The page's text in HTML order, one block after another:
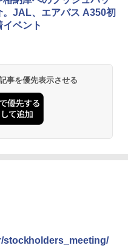
ル 急速冷凍 空間倍増 衛生的
力長持ち
ロキャンプ ポリエステル フ
テント
ノシシ対策 自治体・教育機
山・キャンプ・アウトドア・
存可能 緊急時用 日本国内発
。JAL、エアバス A350初
ベント
事を優先表示させる
stockholders_meeting/